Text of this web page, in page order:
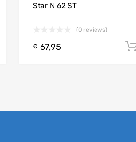
Toevoegen aan winkelwagen
Star N 62 ST
(0 reviews)
€ 67,95